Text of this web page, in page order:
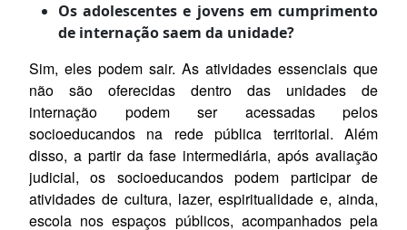
Os adolescentes e jovens em cumprimento
de internação saem da unidade?
Sim, eles podem sair. As atividades essenciais que
não são oferecidas dentro das unidades de
internação podem ser acessadas pelos
socioeducandos na rede pública territorial. Além
disso, a partir da fase intermediária, após avaliação
judicial, os socioeducandos podem participar de
atividades de cultura, lazer, espiritualidade e, ainda,
escola nos espaços públicos, acompanhados pela